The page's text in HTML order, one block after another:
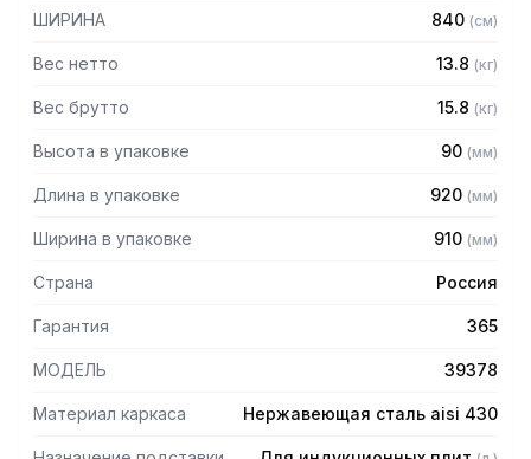
— Поставляется в разобранном виде.
ШИРИНА 840 (см)
Вес нетто 13.8 (кг)
Вес брутто 15.8 (кг)
Высота в упаковке 90 (мм)
Длина в упаковке 920 (мм)
Ширина в упаковке 910 (мм)
Страна Россия
Гарантия 365
МОДЕЛЬ 39378
Материал каркаса Нержавеющая сталь aisi 430